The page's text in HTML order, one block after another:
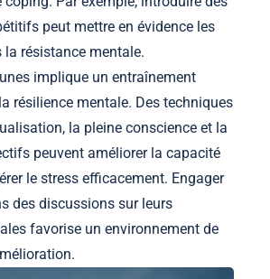
peut mettre en évidence les
résistance mentale.
implique un entraînement
résilience mentale. Des techniques
la pleine conscience et la
peuvent améliorer la capacité
le stress efficacement. Engager
des discussions sur leurs
favorise un environnement de